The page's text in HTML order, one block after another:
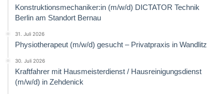
Konstruktionsmechaniker:in (m/w/d) DICTATOR Technik
Berlin am Standort Bernau
31. Juli 2026
Physiotherapeut (m/w/d) gesucht – Privatpraxis in Wandlitz
30. Juli 2026
Kraftfahrer mit Hausmeisterdienst / Hausreinigungsdienst
(m/w/d) in Zehdenick